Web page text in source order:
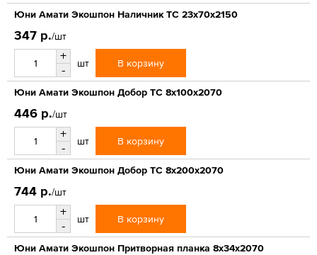
Юни Амати Экошпон Наличник ТС 23x70x2150
347 р./шт
+
-
шт В корзину
Юни Амати Экошпон Добор ТС 8x100x2070
446 р./шт
+
-
шт В корзину
Юни Амати Экошпон Добор ТС 8x200x2070
744 р./шт
+
-
шт В корзину
Юни Амати Экошпон Притворная планка 8х34х2070